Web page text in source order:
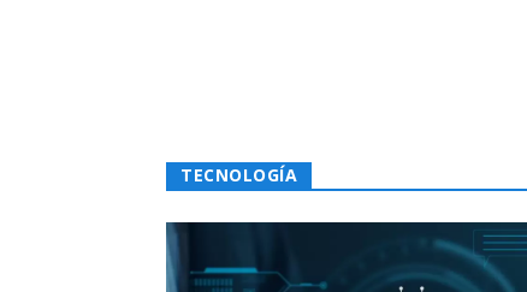
TECNOLOGÍA